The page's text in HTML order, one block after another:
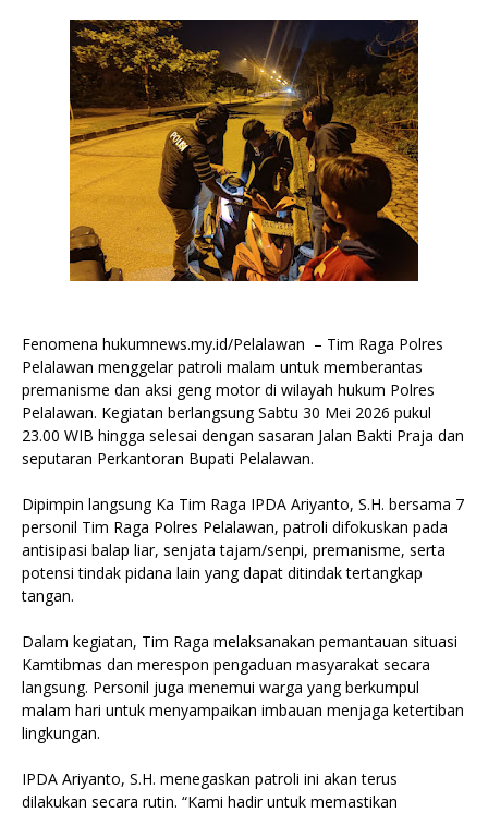
Fenomena hukumnews.my.id/Pelalawan – Tim Raga Polres
Pelalawan menggelar patroli malam untuk memberantas
premanisme dan aksi geng motor di wilayah hukum Polres
Pelalawan. Kegiatan berlangsung Sabtu 30 Mei 2026 pukul
23.00 WIB hingga selesai dengan sasaran Jalan Bakti Praja dan
seputaran Perkantoran Bupati Pelalawan.
Dipimpin langsung Ka Tim Raga IPDA Ariyanto, S.H. bersama 7
personil Tim Raga Polres Pelalawan, patroli difokuskan pada
antisipasi balap liar, senjata tajam/senpi, premanisme, serta
potensi tindak pidana lain yang dapat ditindak tertangkap
tangan.
Dalam kegiatan, Tim Raga melaksanakan pemantauan situasi
Kamtibmas dan merespon pengaduan masyarakat secara
langsung. Personil juga menemui warga yang berkumpul
malam hari untuk menyampaikan imbauan menjaga ketertiban
lingkungan.
IPDA Ariyanto, S.H. menegaskan patroli ini akan terus
dilakukan secara rutin. “Kami hadir untuk memastikan